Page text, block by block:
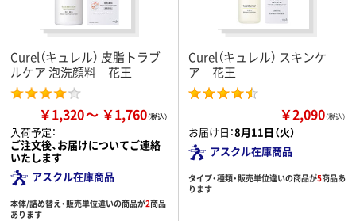
Curel（キュレル） 皮脂トラブ
ルケア 泡洗顔料 花王
￥1,320 ￥1,760
入荷予定：
ご注文後、お届けについてご連絡
いたします
アスクル在庫商品
本体/詰め替え・販売単位違いの商品が2商品
あります
Curel（キュレル） スキンケ
ア 花王
￥2,090（税込）
お届け日：8月11日（火）
アスクル在庫商品
タイプ・種類・販売単位違いの商品が5商品あ
ります